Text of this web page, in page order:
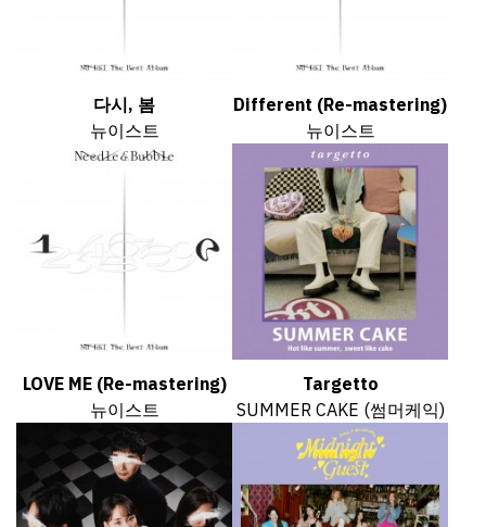
다시, 봄
뉴이스트
Different (Re-mastering)
뉴이스트
LOVE ME (Re-mastering)
뉴이스트
Targetto
SUMMER CAKE (썸머케익)